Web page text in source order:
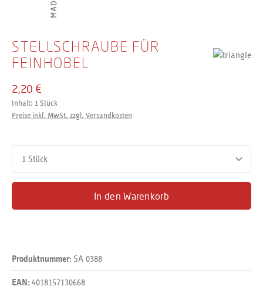
STELLSCHRAUBE FÜR
FEINHOBEL
2,20 €
Inhalt: 1 Stück
Preise inkl. MwSt. zzgl. Versandkosten
In den Warenkorb
Produktnummer: SA 0388
EAN: 4018157130668